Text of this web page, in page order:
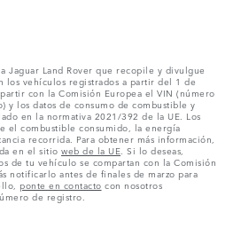
Jaguar Land Rover que recopile y divulgue
los vehículos registrados a partir del 1 de
con la Comisión Europea el VIN (número
los datos de consumo de combustible y
en la normativa 2021/392 de la UE. Los
el combustible consumido, la energía
recorrida. Para obtener más información,
en el sitio web de la UE . Si lo deseas,
de tu vehículo se compartan con la Comisión
notificarlo antes de finales de marzo para
ponte en contacto con nosotros
de registro.